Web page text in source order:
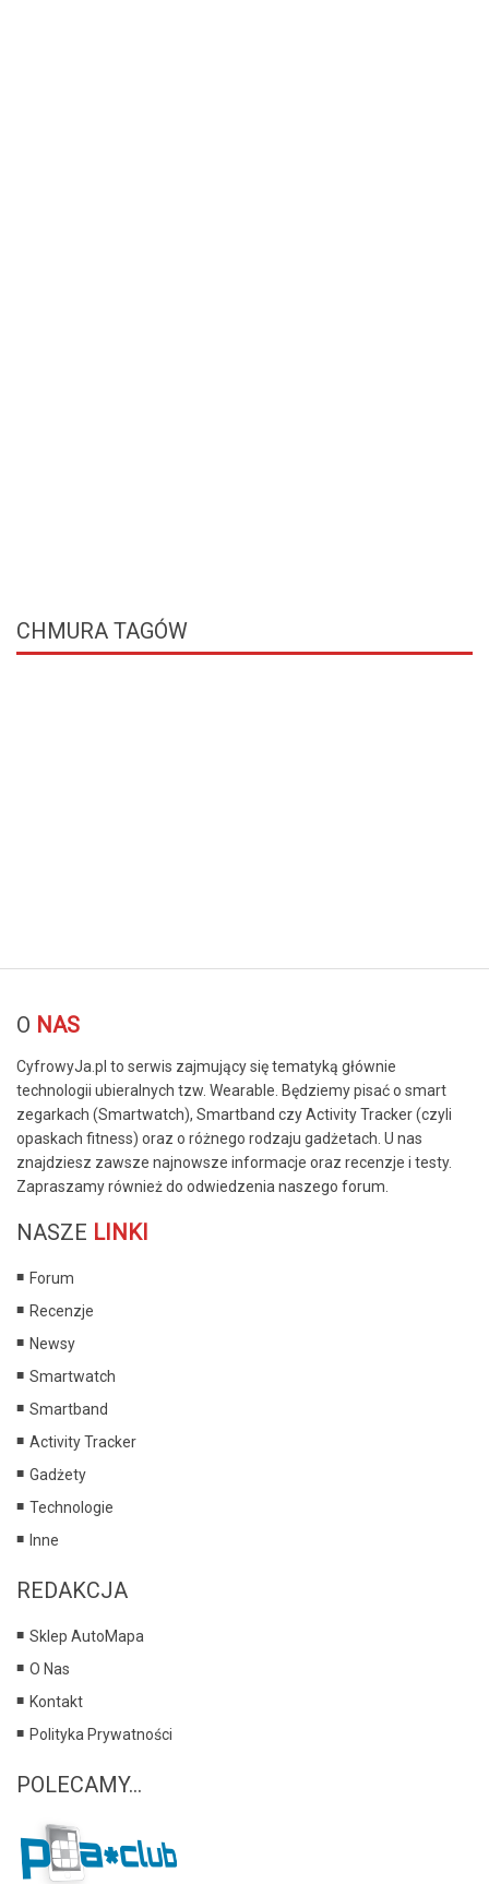
CHMURA TAGÓW
O NAS
CyfrowyJa.pl to serwis zajmujący się tematyką głównie
technologii ubieralnych tzw. Wearable. Będziemy pisać o smart
zegarkach (Smartwatch), Smartband czy Activity Tracker (czyli
opaskach fitness) oraz o różnego rodzaju gadżetach. U nas
znajdziesz zawsze najnowsze informacje oraz recenzje i testy.
Zapraszamy również do odwiedzenia naszego forum.
NASZE LINKI
Forum
Recenzje
Newsy
Smartwatch
Smartband
Activity Tracker
Gadżety
Technologie
Inne
REDAKCJA
Sklep AutoMapa
O Nas
Kontakt
Polityka Prywatności
POLECAMY...